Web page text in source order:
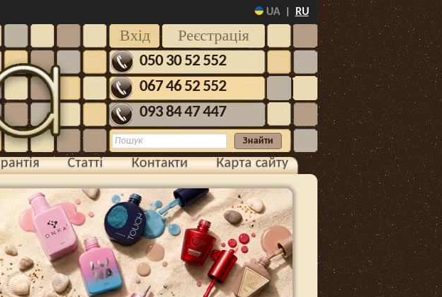
UA RU
Реєстрація
Вхід
050 30 52 552
067 46 52 552
093 84 47 447
Статті Контакти Карта сайту